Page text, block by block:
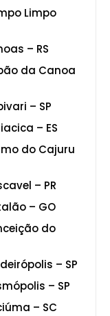
Limpo
– RS
da Canoa
– SP
– ES
do Cajuru
– PR
– GO
do
– SP
– SP
– SC